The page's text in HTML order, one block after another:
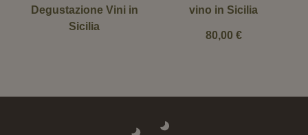
Degustazione Vini in
Sicilia
vino in Sicilia
80,00 €